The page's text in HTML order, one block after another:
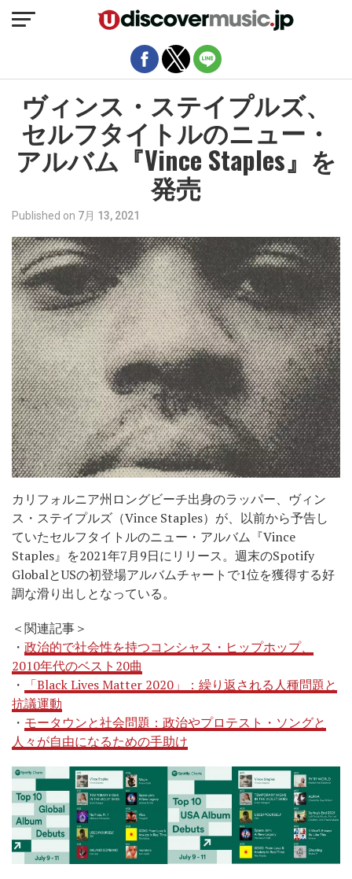
ヴィンス・ステイプルズ、
セルフタイトルのニュー・
アルバム『Vince Staples』を
発売
Published on 7月 13, 2021
カリフォルニア州ロングビーチ出身のラッパー、ヴィン
ス・ステイプルズ（Vince Staples）が、以前から予告し
ていたセルフタイトルのニュー・アルバム『Vince
Staples』を2021年7月9日にリリース。週末のSpotify
GlobalとUSの初登場アルバムチャートで1位を獲得する好
調な滑り出しとなっている。
＜関連記事＞
・ 政治的で社会性を持つコンシャス・ヒップホップ、
2010年代のベスト20曲
・
「Black Lives Matter 2020」：繰り返される人種問題と
抗議運動
・ モータウンと社会問題：政治やプロテスト・ソングと
人々が自由になるための手助け
モバイルバージョンを終了